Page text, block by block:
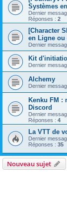
Systèmes
Dernier
Réponses : 2
[Character
en Ligne ou
Dernier
Kit
Dernier
Alchemy
Dernier
Kenku FM :
Discord
Dernier
Réponses : 4
La VTT de
Dernier
Réponses : 35
Nouveau sujet